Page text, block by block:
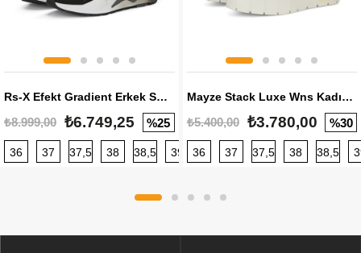
Rs-X Efekt Gradient Erkek Sneaker
₺8.999,00 ₺6.749,25 %25
36 37 37,5 38 38,5 39 40 40,5 41 42 42,5
Mayze Stack Luxe Wns Kadın Sneaker
₺5.400,00 ₺3.780,00 %30
36 37 37,5 38 38,5